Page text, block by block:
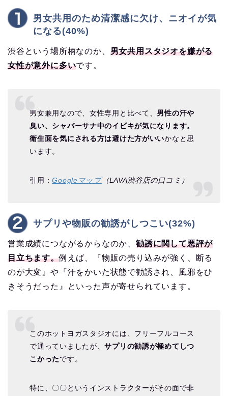
男女共用のため清潔感に欠け、ニオイが気
になる(40%)
渋谷という場所柄なのか、 男女共用スタジオを嫌がる
女性が意外に多いです。
男女兼用なので、女性専用と比べて、 男性の汗や
臭い、シャバーサナ中のイビキが気になります。
衛生面を気にされる方は避けた方がいいかなと思
います。
引用：Googleマップ（LAVA渋谷店の口コミ）
サプリや物販の勧誘がしつこい(32%)
営業成績につながるからなのか、 勧誘に関して悪評が
目立ちます。例えば、『物販の売り込みが強く、断る
のが大変』や『汗をかいた状態で勧誘され、風邪をひ
きそうだった』といった声が寄せられています。
このホットヨガスタジオには、フリーフルコース
で通っていましたが、サプリの勧誘が極めてしつ
こかったです。
特に、〇〇というインストラクターがその面で非